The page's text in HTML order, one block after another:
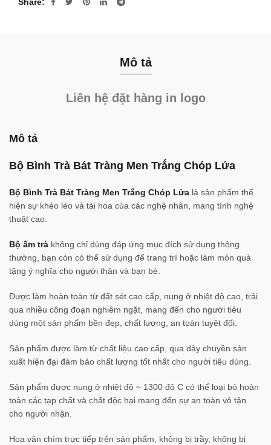
Share
Mô tả
Liên hệ đặt hàng in logo
Mô tả
Bộ Bình Trà Bát Tràng Men Trắng Chóp Lửa
Bộ Bình Trà Bát Tràng Men Trắng Chóp Lửa là sản phẩm thể
hiện sự khéo léo và tài hoa của các nghệ nhân, mang tính nghệ
thuật cao.
Bộ ấm trà không chỉ dùng đáp ứng mục đích sử dụng thông
thường, bạn còn có thể sử dụng để trang trí hoặc làm món quà
tặng ý nghĩa cho người thân và bạn bè.
Được làm hoàn toàn từ đất sét cao cấp, nung ở nhiệt độ cao, trải
qua nhiều công đoạn nghiêm ngặt, mang đến cho người tiêu
dùng một sản phẩm bền đẹp, chất lượng, an toàn tuyệt đối.
Sản phẩm được làm từ chất liệu cao cấp, qua dây chuyền sản
xuất hiện đại đảm bảo chất lượng tốt nhất cho người tiêu dùng.
Sản phẩm được nung ở nhiệt độ ~ 1300 độ C có thể loại bỏ hoàn
toàn các tạp chất và chất độc hại mang đến sự an toàn vô tận
cho người nhận.
Hoa văn chìm trực tiếp trên sản phẩm, không bị trầy, không bị